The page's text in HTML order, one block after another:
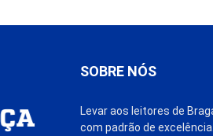
SOBRE NÓS
Levar aos leitores de
com padrão de excelência.